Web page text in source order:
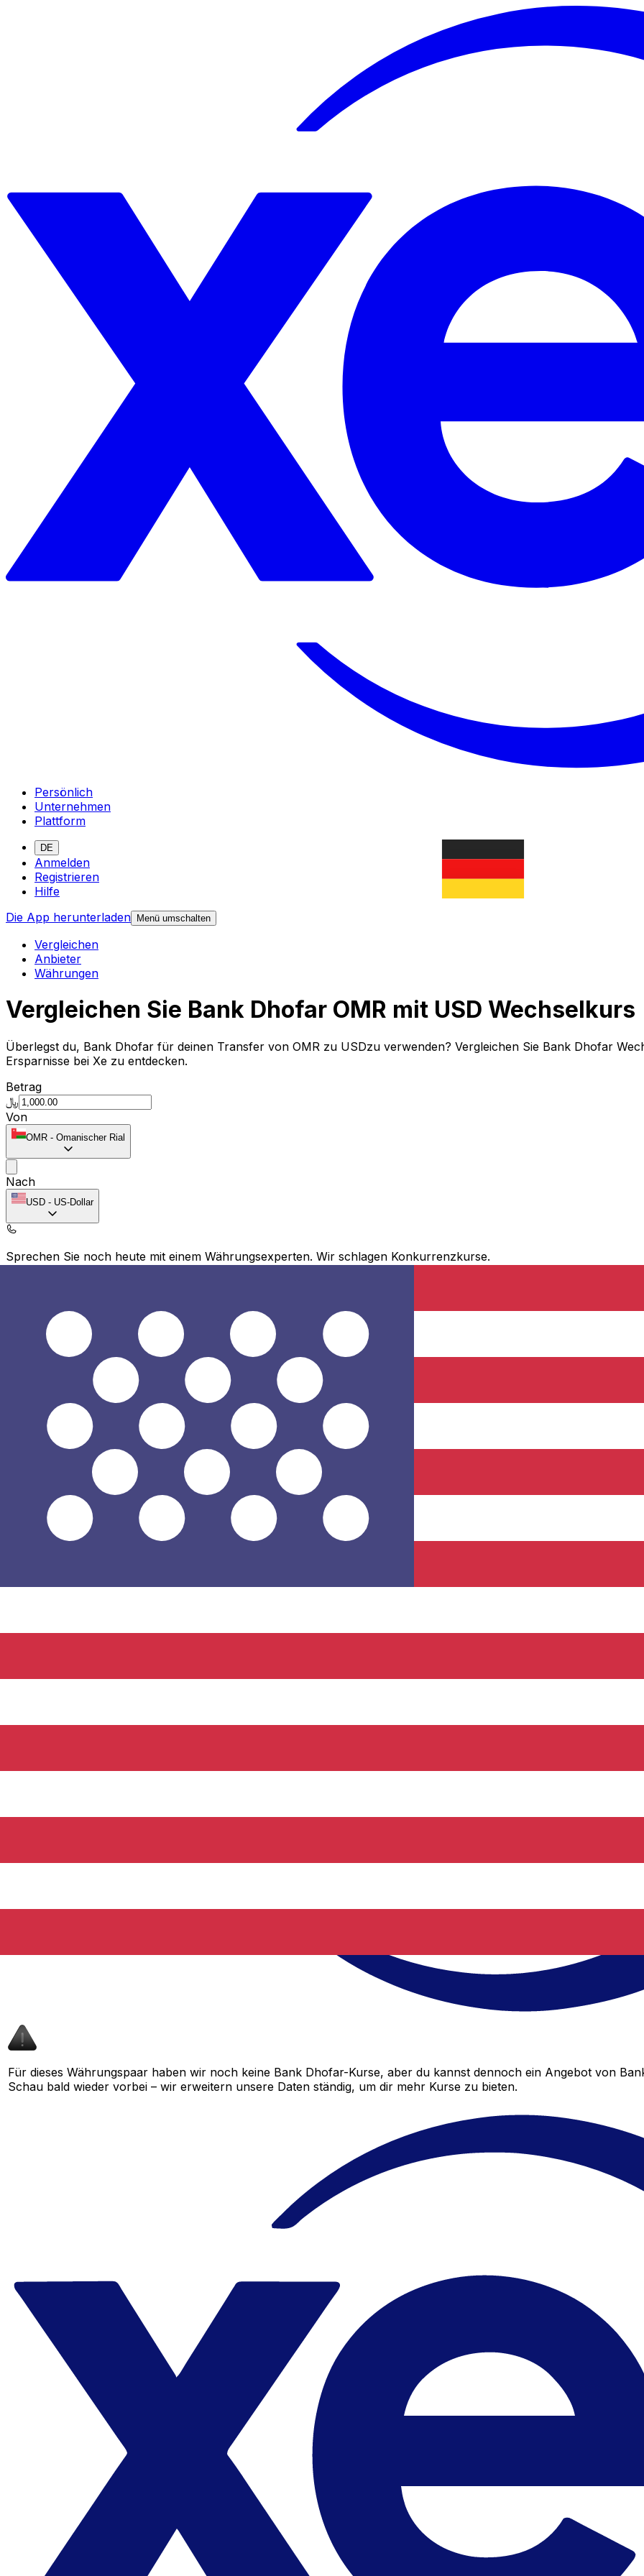
Persönlich
Unternehmen
Plattform
DE
Anmelden
Registrieren
Hilfe
Die App herunterladen Menü umschalten
Vergleichen
Anbieter
Währungen
Vergleichen Sie Bank Dhofar OMR mit USD Wechselkurs
Überlegst du, Bank Dhofar für deinen Transfer von OMR zu USDzu verwenden? Vergleichen Sie Bank Dhofar
Ersparnisse bei Xe zu entdecken.
Betrag
﷼
Von
OMR - Omanischer Rial
Nach
USD - US-Dollar
Sprechen Sie noch heute mit einem Währungsexperten. Wir schlagen Konkurrenzkurse.
Für dieses Währungspaar haben wir noch keine Bank Dhofar-Kurse, aber du kannst dennoch ein Angebot von
Schau bald wieder vorbei – wir erweitern unsere Daten ständig, um dir mehr Kurse zu bieten.